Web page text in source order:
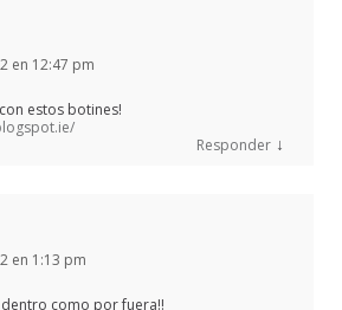
en 12:47 pm
estos botines!
Responder ↓
en 1:13 pm
como por fuera!!